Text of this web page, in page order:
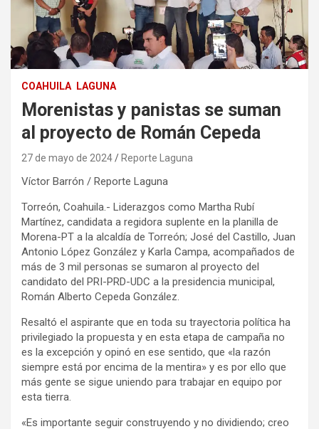
COAHUILA LAGUNA
Morenistas y panistas se suman
al proyecto de Román Cepeda
27 de mayo de 2024 Reporte Laguna
Víctor Barrón / Reporte Laguna
Torreón, Coahuila.- Liderazgos como Martha Rubí
Martínez, candidata a regidora suplente en la planilla de
Morena-PT a la alcaldía de Torreón; José del Castillo, Juan
Antonio López González y Karla Campa, acompañados de
más de 3 mil personas se sumaron al proyecto del
candidato del PRI-PRD-UDC a la presidencia municipal,
Román Alberto Cepeda González.
Resaltó el aspirante que en toda su trayectoria política ha
privilegiado la propuesta y en esta etapa de campaña no
es la excepción y opinó en ese sentido, que «la razón
siempre está por encima de la mentira» y es por ello que
más gente se sigue uniendo para trabajar en equipo por
esta tierra.
«Es importante seguir construyendo y no dividiendo; creo